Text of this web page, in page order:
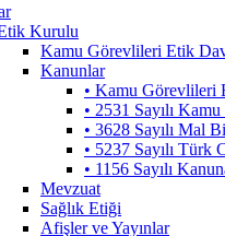
Kurulu
Kamu Görevlileri Etik
Kanunlar
• Kamu Görevlileri
• 2531 Sayılı
• 3628 Sayılı Mal
• 5237 Sayılı
• 1156 Sayılı
Mevzuat
Sağlık Etiği
Afişler ve Yayınlar